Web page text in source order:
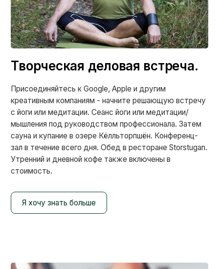
Творческая деловая встреча.
Присоединяйтесь к Google, Apple и другим
креативным компаниям - начните решающую встречу
с йоги или медитации. Сеанс йоги или медитации/
мышления под руководством профессионала. Затем
сауна и купание в озере Кёлльторпшён. Конференц-
зал в течение всего дня. Обед в ресторане Storstugan.
Утренний и дневной кофе также включены в
стоимость.
Я хочу знать больше